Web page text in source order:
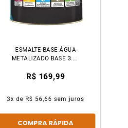
ESMALTE BASE ÁGUA
METALIZADO BASE 3.2L
R$ 169,99
3x de R$ 56,66 sem juros
COMPRA RÁPIDA